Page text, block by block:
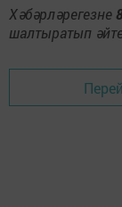
Хәбәрләрегезне
шалтыратып